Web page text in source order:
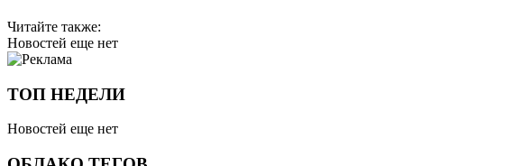
Читайте также:
Новостей еще нет
ТОП НЕДЕЛИ
Новостей еще нет